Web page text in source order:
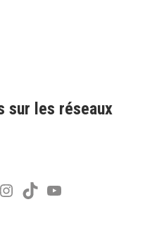
sur les réseaux
Instagram
TikTokYouTube